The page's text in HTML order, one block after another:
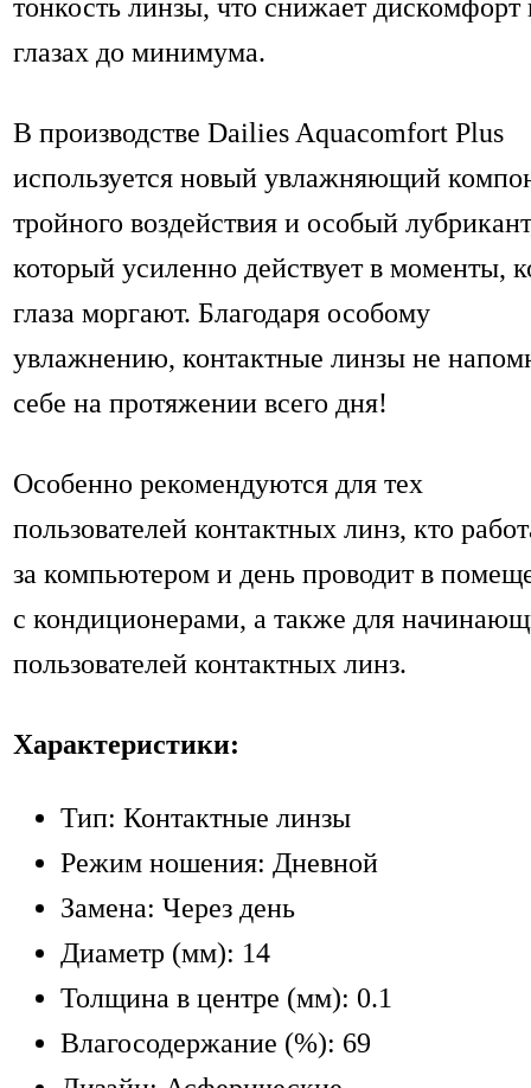
тонкость линзы, что снижает дискомфорт
глазах до минимума.
В производстве Dailies Aquacomfort Plus
используется новый увлажняющий
тройного воздействия и особый
который усиленно действует в моменты,
глаза моргают. Благодаря особому
увлажнению, контактные линзы не
себе на протяжении всего дня!
Особенно рекомендуются для тех
пользователей контактных линз, кто
за компьютером и день проводит в
с кондиционерами, а также для
пользователей контактных линз.
Характеристики:
Тип: Контактные линзы
Режим ношения: Дневной
Замена: Через день
Диаметр (мм): 14
Толщина в центре (мм): 0.1
Влагосодержание (%): 69